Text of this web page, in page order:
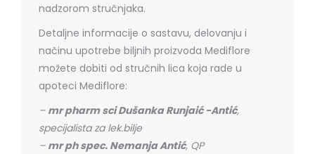
nadzorom stručnjaka.
Detaljne informacije o sastavu, delovanju i
načinu upotrebe biljnih proizvoda Mediflore
možete dobiti od stručnih lica koja rade u
apoteci Mediflore:
– mr pharm sci Dušanka Runjaić -Antić,
specijalista za lek.bilje
– mr ph spec. Nemanja Antić, QP